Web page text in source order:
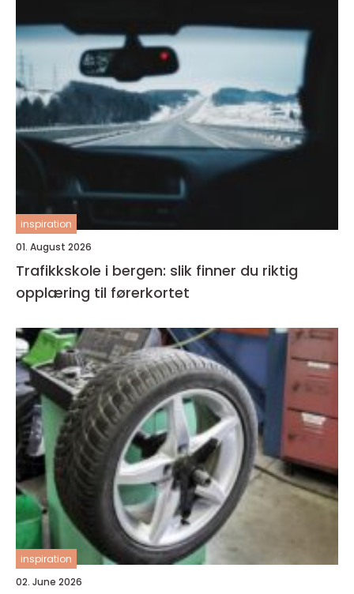
inspiration
01. August 2026
Trafikkskole i bergen: slik finner du riktig
opplæring til førerkortet
inspiration
02. June 2026